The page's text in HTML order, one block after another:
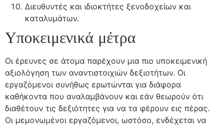
Διευθυντές και ιδιοκτήτες ξενοδοχείων και
καταλυμάτων.
Υποκειμενικά μέτρα
Οι έρευνες σε άτομα παρέχουν μια πιο υποκειμενική
αξιολόγηση των αναντιστοιχιών δεξιοτήτων. Οι
εργαζόμενοι συνήθως ερωτώνται για διάφορα
καθήκοντα που αναλαμβάνουν και εάν θεωρούν ότι
διαθέτουν τις δεξιότητες για να τα φέρουν εις πέρας.
Οι μεμονωμένοι εργαζόμενοι, ωστόσο, ενδέχεται να